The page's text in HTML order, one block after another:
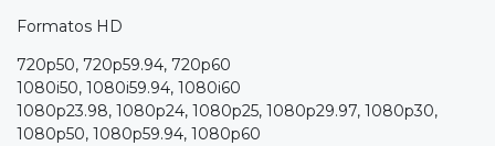
Formatos HD
720p50, 720p59.94, 720p60
1080i50, 1080i59.94, 1080i60
1080p23.98, 1080p24, 1080p25, 1080p29.97, 1080p30,
1080p50, 1080p59.94, 1080p60